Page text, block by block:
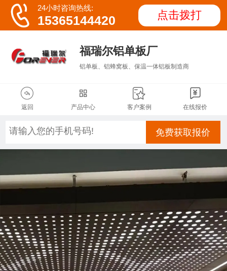
 24小时咨询热线:
15365144420 点击拨打
福瑞尔铝单板厂
铝单板、铝蜂窝板、保温一体铝板制造商

返回

产品中心

客户案例

在线报价
免费获取报价